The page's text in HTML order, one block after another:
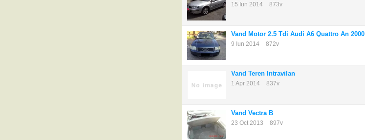
15 Iun 2014 873v
Vand Motor 2.5 Tdi Audi A6 Quattro An 2000
9 Iun 2014 872v
Vand Teren Intravilan
1 Apr 2014 837v
Vand Vectra B
23 Oct 2013 897v